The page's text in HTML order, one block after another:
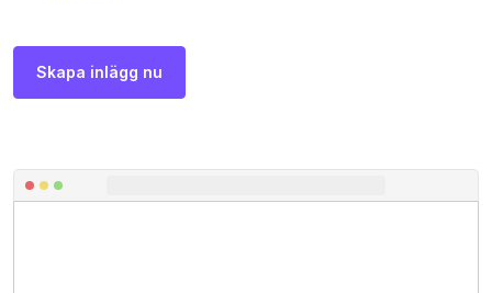
Skapa inlägg nu